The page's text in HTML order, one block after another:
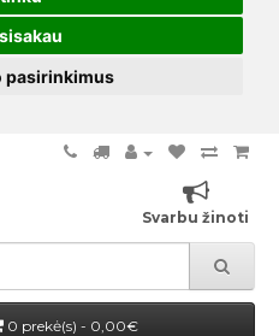
pasirinkimus
Svarbu žinoti
0 prekė(s) - 0,00€